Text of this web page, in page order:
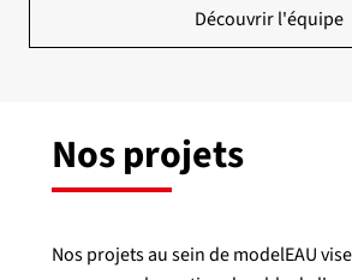
Découvrir l'équipe
Nos projets
Nos projets au sein de modelEAU